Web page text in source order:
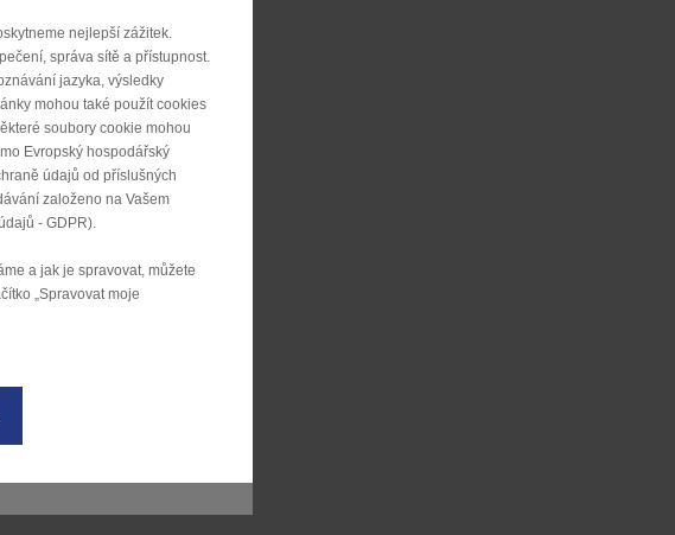
nejlepší zážitek.
správa sítě a přístupnost.
jazyka, výsledky
mohou také použít cookies
soubory cookie mohou
Evropský hospodářský
údajů od příslušných
založeno na Vašem
- GDPR).
a jak je spravovat, můžete
„Spravovat moje